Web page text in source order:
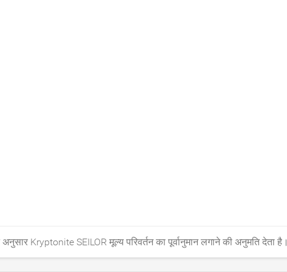
Kryptonite SEILOR मूल्य परिवर्तन का पूर्वानुमान लगाने की अनुमति देता है।